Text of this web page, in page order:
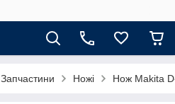
Запчастини Ножі Нож Makita